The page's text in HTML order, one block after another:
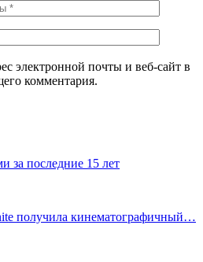
электронной почты и веб-сайт в
комментария.
за последние 15 лет
получила кинематографичный…